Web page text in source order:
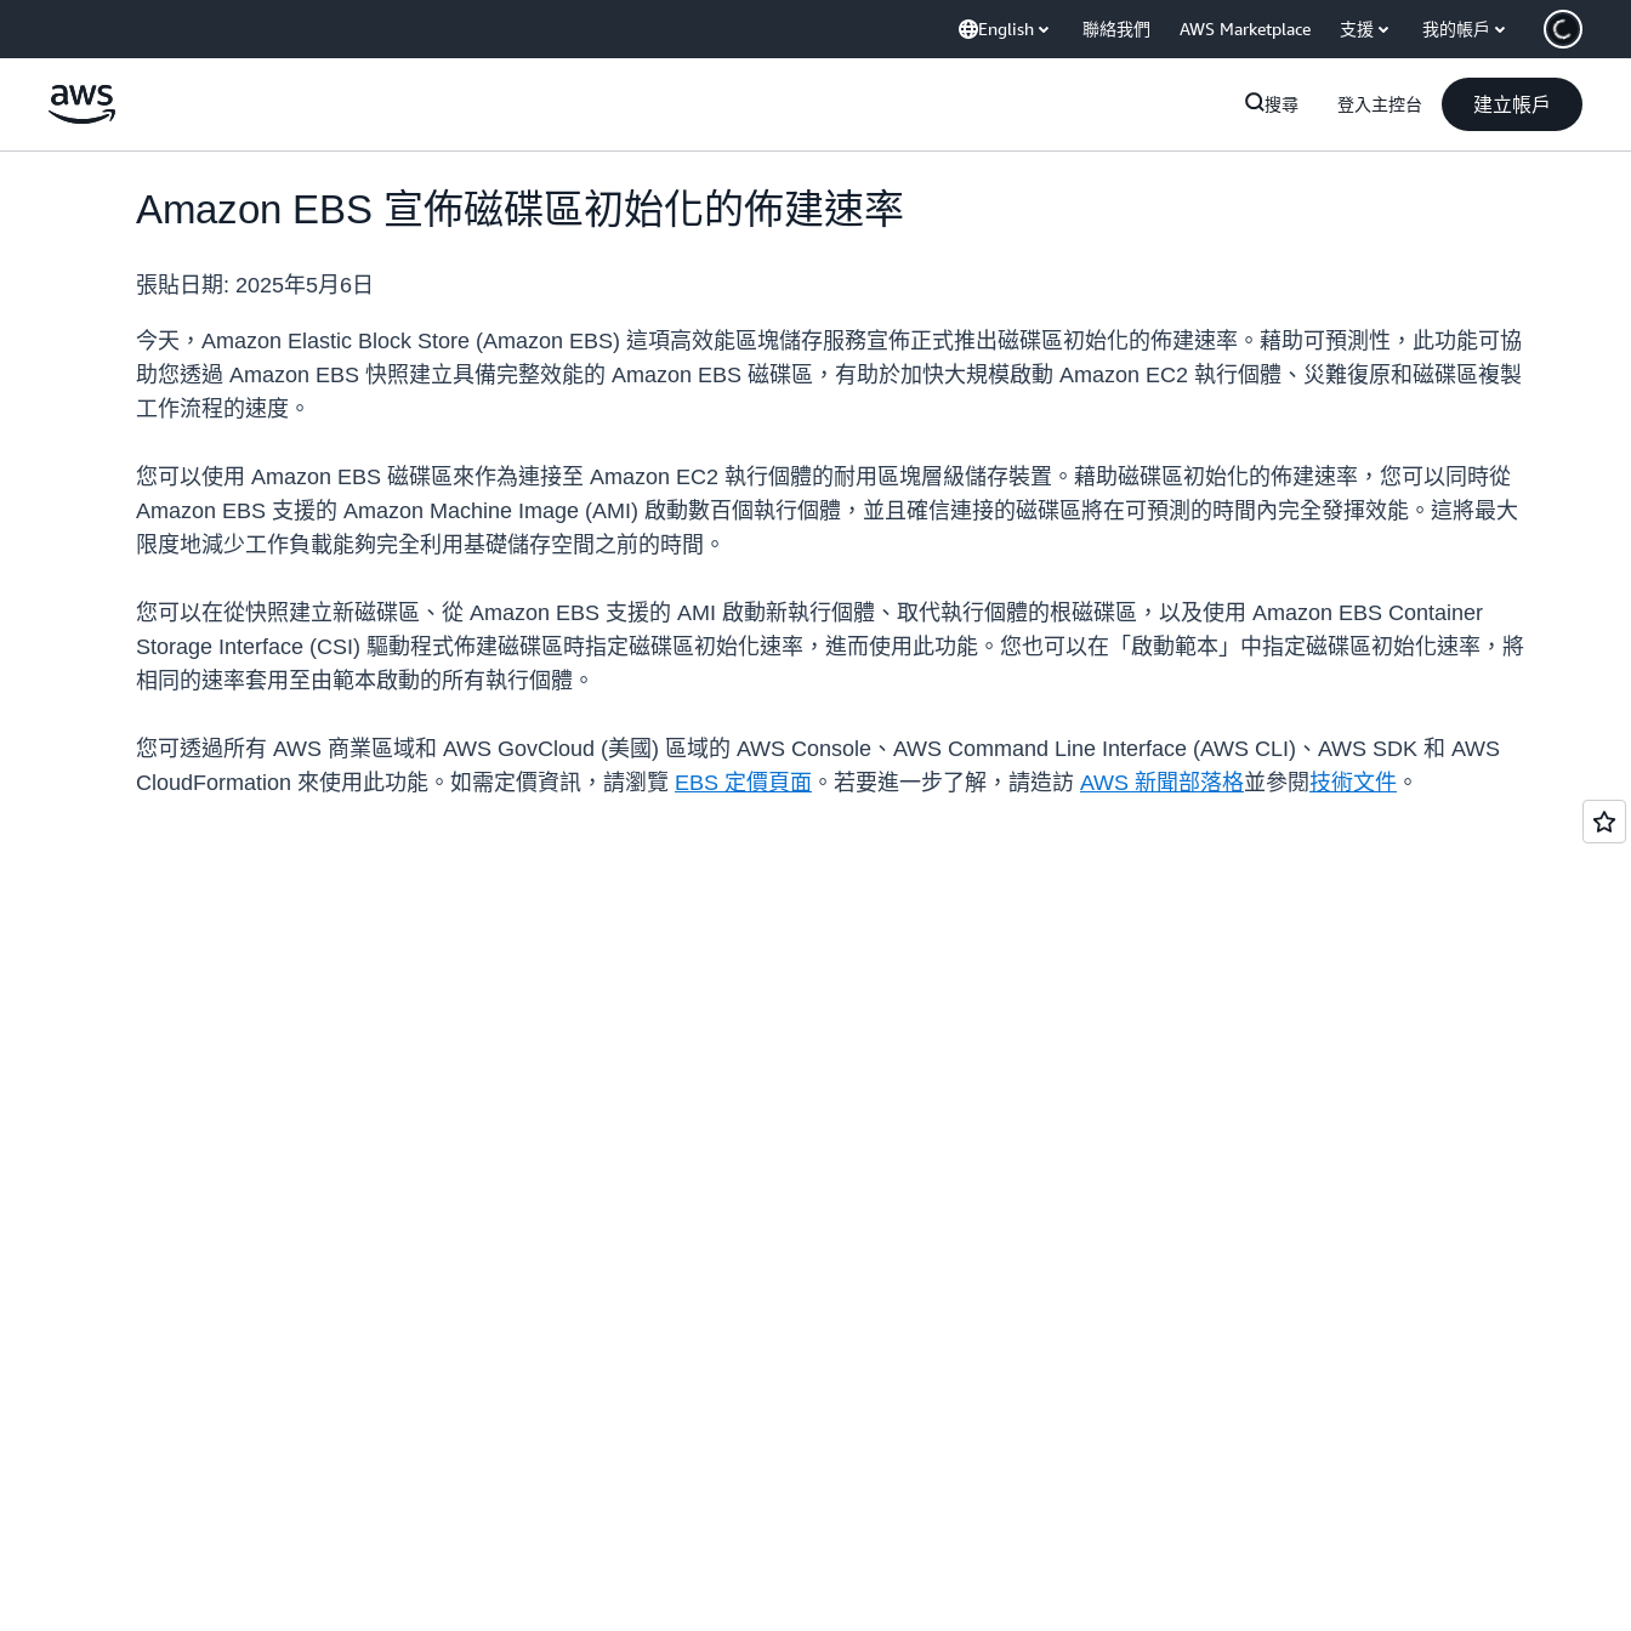
English 聯絡我們 AWS Marketplace 支援 我的帳戶
搜尋 登入主控台 建立帳戶
Amazon EBS 宣佈磁碟區初始化的佈建速率
張貼日期: 2025年5月6日
今天，Amazon Elastic Block Store (Amazon EBS) 這項高效能區塊儲存服務宣佈正式推出磁碟區初始化的佈建速率。藉助可預測性，此功能可協
助您透過 Amazon EBS 快照建立具備完整效能的 Amazon EBS 磁碟區，有助於加快大規模啟動 Amazon EC2 執行個體、災難復原和磁碟區複製
工作流程的速度。
您可以使用 Amazon EBS 磁碟區來作為連接至 Amazon EC2 執行個體的耐用區塊層級儲存裝置。藉助磁碟區初始化的佈建速率，您可以同時從
Amazon EBS 支援的 Amazon Machine Image (AMI) 啟動數百個執行個體，並且確信連接的磁碟區將在可預測的時間內完全發揮效能。這將最大
限度地減少工作負載能夠完全利用基礎儲存空間之前的時間。
您可以在從快照建立新磁碟區、從 Amazon EBS 支援的 AMI 啟動新執行個體、取代執行個體的根磁碟區，以及使用 Amazon EBS Container
Storage Interface (CSI) 驅動程式佈建磁碟區時指定磁碟區初始化速率，進而使用此功能。您也可以在「啟動範本」中指定磁碟區初始化速率，將
相同的速率套用至由範本啟動的所有執行個體。
您可透過所有 AWS 商業區域和 AWS GovCloud (美國) 區域的 AWS Console、AWS Command Line Interface (AWS CLI)、AWS SDK 和 AWS
CloudFormation 來使用此功能。如需定價資訊，請瀏覽 EBS 定價頁面 。若要進一步了解，請造訪 AWS 新聞部落格並參閱技術文件 。